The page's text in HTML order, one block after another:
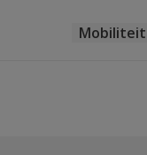
Mobiliteit